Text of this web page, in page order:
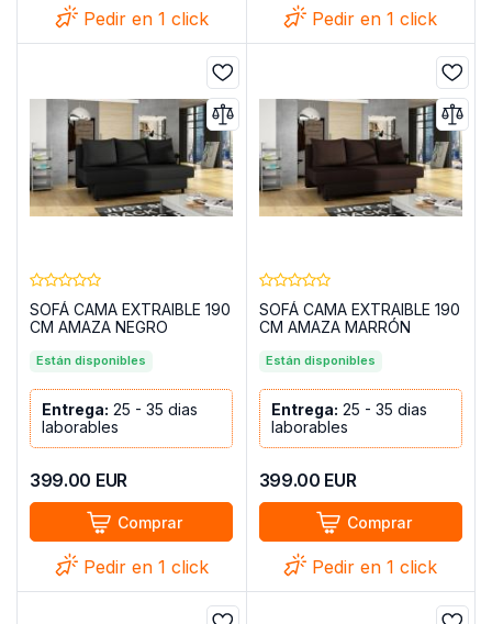
Pedir en 1 click Pedir en 1 click
SOFÁ CAMA EXTRAIBLE 190
CM AMAZA NEGRO
Están disponibles
Entrega: 25 - 35 dias
laborables
399.00 EUR
Comprar
Pedir en 1 click
SOFÁ CAMA EXTRAIBLE 190
CM AMAZA MARRÓN
Están disponibles
Entrega: 25 - 35 dias
laborables
399.00 EUR
Comprar
Pedir en 1 click